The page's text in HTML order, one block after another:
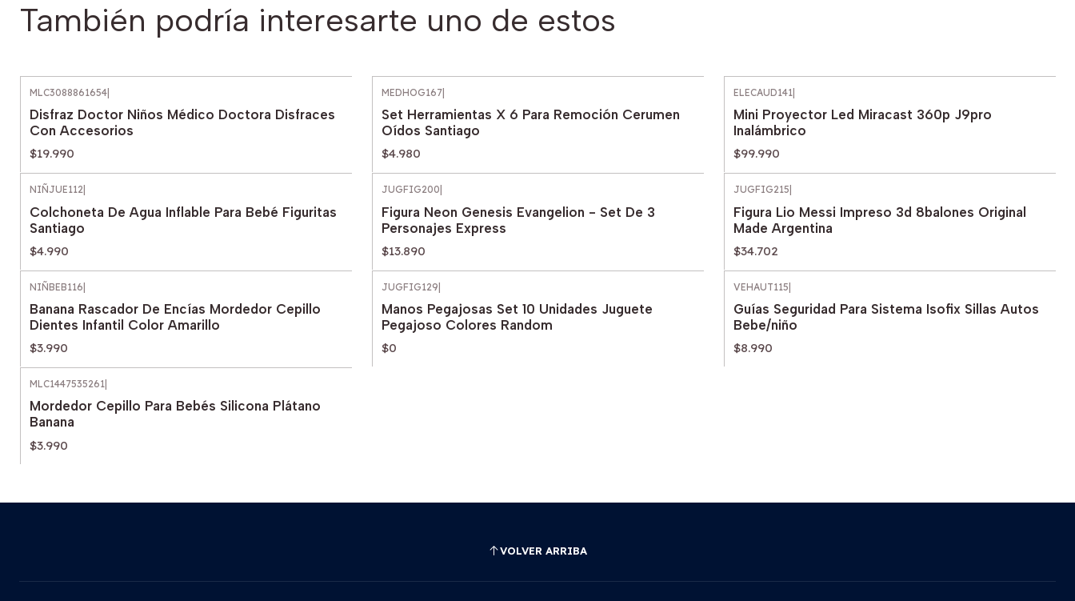
También podría interesarte uno de estos
MLC3088861654
Disfraz Doctor Niños Médico Doctora Disfraces
Con Accesorios
$19.990
MEDHOG167|
Set Herramientas X 6 Para Remoción Cerumen
Oídos Santiago
$4.980
ELECAUD141|
Mini Proyector Led Miracast 360p J9pro
Inalámbrico
$99.990
NIÑJUE112
Colchoneta De Agua Inflable Para Bebé Figuritas
Santiago
$4.990
JUGFIG200
Figura Neon Genesis Evangelion - Set De 3
Personajes Express
$13.890
JUGFIG215
Figura Lio Messi Impreso 3d 8balones Original
Made Argentina
$34.702
NIÑBEB116
Banana Rascador De Encías Mordedor Cepillo
Dientes Infantil Color Amarillo
$3.990
JUGFIG129
Manos Pegajosas Set 10 Unidades Juguete
Pegajoso Colores Random
$0
VEHAUT115
Guías Seguridad Para Sistema Isofix Sillas Autos
Bebe/niño
$8.990
MLC1447535261
Mordedor Cepillo Para Bebés Silicona Plátano
Banana
$3.990
VOLVER ARRIBA